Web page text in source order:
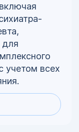
для
учетом всех